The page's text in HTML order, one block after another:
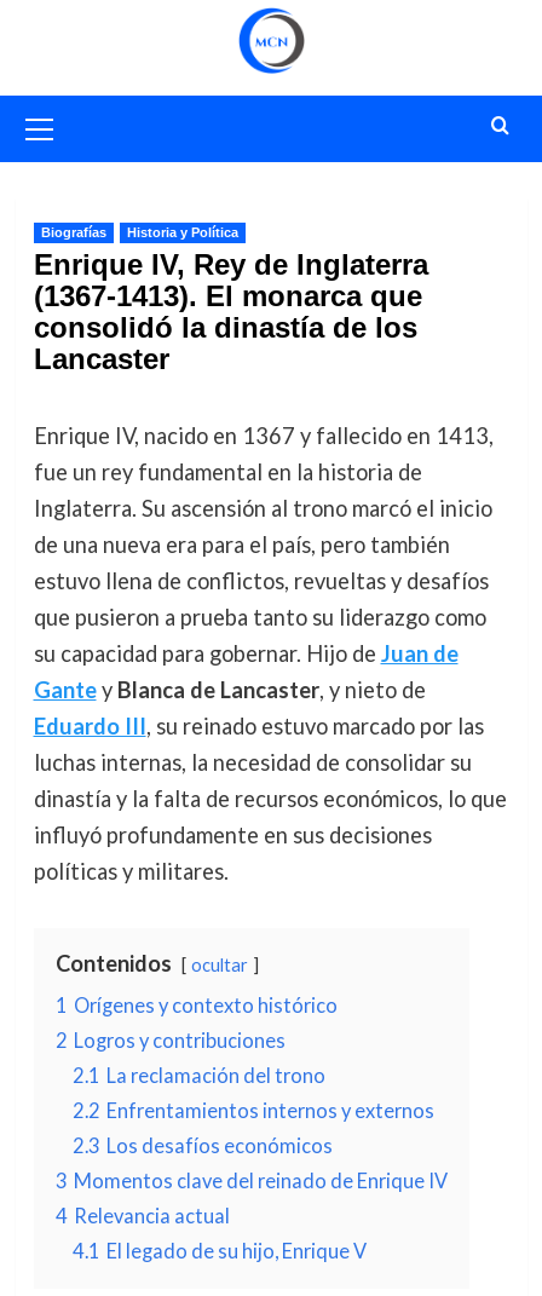
primario
Biografías Historia y Política
Enrique IV, Rey de Inglaterra
(1367-1413). El monarca que
consolidó la dinastía de los
Lancaster
Enrique IV, nacido en 1367 y fallecido en 1413,
fue un rey fundamental en la historia de
Inglaterra. Su ascensión al trono marcó el inicio
de una nueva era para el país, pero también
estuvo llena de conflictos, revueltas y desafíos
que pusieron a prueba tanto su liderazgo como
su capacidad para gobernar. Hijo de Juan de
Gantey Blanca de Lancaster, y nieto de
Eduardo III, su reinado estuvo marcado por las
luchas internas, la necesidad de consolidar su
dinastía y la falta de recursos económicos, lo que
influyó profundamente en sus decisiones
políticas y militares.
Contenidos ocultar
1 Orígenes y contexto histórico
2 Logros y contribuciones
2.1 La reclamación del trono
2.2 Enfrentamientos internos y externos
2.3 Los desafíos económicos
3 Momentos clave del reinado de Enrique IV
4 Relevancia actual
4.1 El legado de su hijo, Enrique V